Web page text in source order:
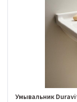
Умывальник